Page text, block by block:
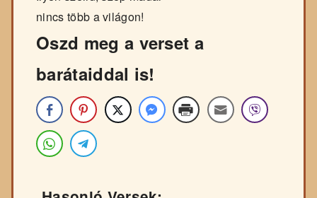
nincs több a világon!
Oszd meg a verset a
barátaiddal is!